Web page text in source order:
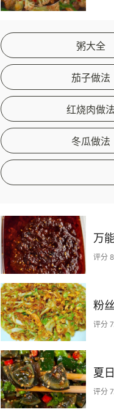
粥大全
茄子做法
红烧肉做法
冬瓜做法
万
评分
粉
评分
夏
评分